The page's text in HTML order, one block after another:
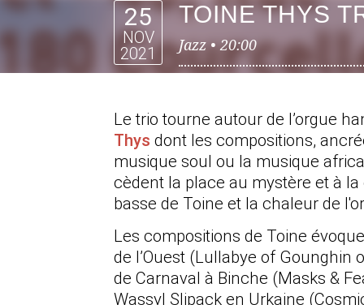
25
NOV
2021
TOINE THYS
Jazz •20:00
Le trio tourne autour de l’orgue
Thys dont les compositions,
musique soul ou la musique
cèdent la place au mystère et à
basse de Toine et la chaleur de
Les compositions de Toine
de l’Ouest (Lullabye of Gounghin
de Carnaval à Binche (Masks &
Wassyl Slipack en Urkaine